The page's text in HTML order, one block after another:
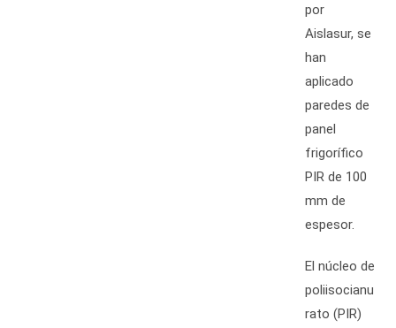
por
Aislasur, se
han
aplicado
paredes de
panel
frigorífico
PIR de 100
mm de
espesor.
El núcleo de
poliisocianu
rato (PIR)